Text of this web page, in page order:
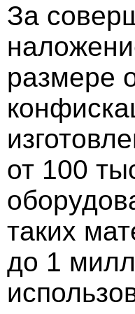
За
размере
от 100
таких
до 1